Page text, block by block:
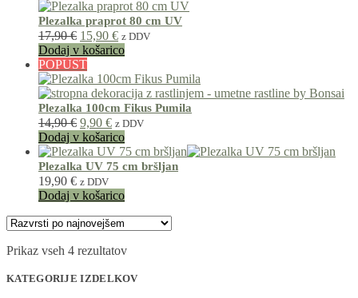
Plezalka praprot 80 cm UV
17,90€ 15,90 € z DDV
Dodaj v košarico
POPUST
Plezalka 100cm Fikus Pumila
14,90€ 9,90 € z DDV
Dodaj v košarico
Plezalka UV 75 cm bršljan
19,90 € z DDV
Dodaj v košarico
Prikaz vseh 4 rezultatov
KATEGORIJE IZDELKOV